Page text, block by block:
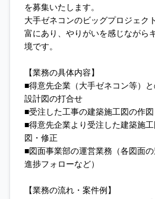
を募集いたします。
大手ゼネコンのビッグプロジェク
富にあり、やりがいを感じながら
境です。
【業務の具体内容】
■得意先企業（大手ゼネコン等）
設計図の打合せ
■受注した工事の建築施工図の作
■得意先企業より受注した建築施
図・修正
■図面事業部の運営業務（各図面
進捗フォローなど）
【業務の流れ・案件例】